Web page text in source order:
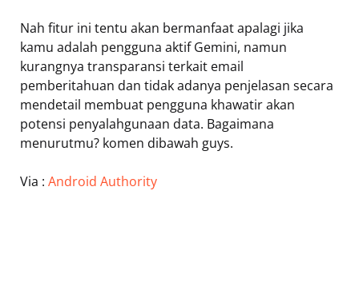
Nah fitur ini tentu akan bermanfaat apalagi jika
kamu adalah pengguna aktif Gemini, namun
kurangnya transparansi terkait email
pemberitahuan dan tidak adanya penjelasan secara
mendetail membuat pengguna khawatir akan
potensi penyalahgunaan data. Bagaimana
menurutmu? komen dibawah guys.
Via : Android Authority